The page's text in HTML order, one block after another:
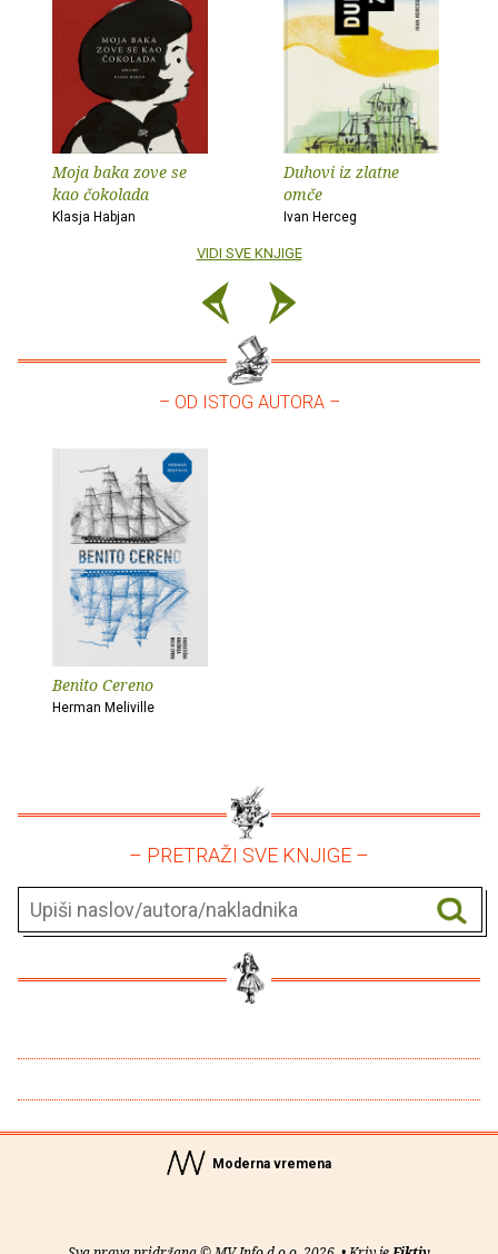
Moja baka zove se
kao čokolada
Klasja Habjan
Duhovi iz zlatne
omče
Ivan Herceg
VIDI SVE KNJIGE
– OD ISTOG AUTORA –
Benito Cereno
Herman Meliville
– PRETRAŽI SVE KNJIGE –
Moderna vremena